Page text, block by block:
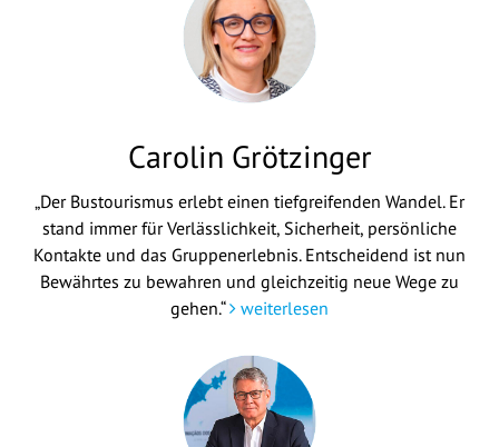
Carolin Grötzinger
„Der Bustourismus erlebt einen tiefgreifenden Wandel. Er
stand immer für Verlässlichkeit, Sicherheit, persönliche
Kontakte und das Gruppenerlebnis. Entscheidend ist nun
Bewährtes zu bewahren und gleichzeitig neue Wege zu
gehen.“
weiterlesen